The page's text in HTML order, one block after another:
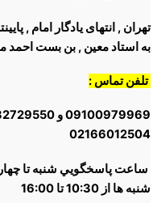
, انتهای یادگار امام ,
معین , بن بست احمد میرزا
تماس :
10:30 تا 16:00